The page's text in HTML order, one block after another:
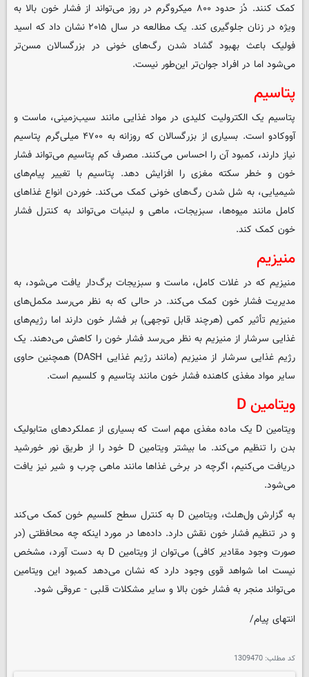
کمک کنند. دُز حدود ۸۰۰ میکروگرم در روز می‌تواند از فشار خون بالا به
ویژه در زنان جلوگیری کند. یک مطالعه در سال ۲۰۱۵ نشان داد که اسید
فولیک باعث بهبود گشاد شدن رگ‌های خونی در بزرگسالان مسن‌تر
می‌شود اما در افراد جوان‌تر این‌طور نیست.
پتاسیم
پتاسیم یک الکترولیت کلیدی در مواد غذایی مانند سیب‌زمینی، ماست و
آووکادو است. بسیاری از بزرگسالان که روزانه به ۴۷۰۰ میلی‌گرم پتاسیم
نیاز دارند، کمبود آن را احساس می‌کنند. مصرف کم پتاسیم می‌تواند فشار
خون و خطر سکته مغزی را افزایش دهد. پتاسیم با تغییر پیام‌های
شیمیایی، به شل شدن رگ‌های خونی کمک می‌کند. خوردن انواع غذاهای
کامل مانند میوه‌ها، سبزیجات، ماهی و لبنیات می‌تواند به کنترل فشار
خون کمک کند.
منیزیم
منیزیم که در غلات کامل، ماست و سبزیجات برگ‌دار یافت می‌شود، به
مدیریت فشار خون کمک می‌کند. در حالی که به نظر می‌رسد مکمل‌های
منیزیم تأثیر کمی (هرچند قابل توجهی) بر فشار خون دارند اما رژیم‌های
غذایی سرشار از منیزیم به نظر می‌رسد فشار خون را کاهش می‌دهند. یک
رژیم غذایی سرشار از منیزیم (مانند رژیم غذایی DASH) همچنین حاوی
سایر مواد مغذی کاهنده فشار خون مانند پتاسیم و کلسیم است.
ویتامین D
ویتامین D یک ماده مغذی مهم است که بسیاری از عملکردهای متابولیک
بدن را تنظیم می‌کند. ما بیشتر ویتامین D خود را از طریق نور خورشید
دریافت می‌کنیم، اگرچه در برخی غذاها مانند ماهی چرب و شیر نیز یافت
می‌شود.
به گزارش ول‌هلث، ویتامین D به کنترل سطح کلسیم خون کمک می‌کند
و در تنظیم فشار خون نقش دارد. داده‌ها در مورد اینکه چه محافظتی (در
صورت وجود مقادیر کافی) می‌توان از ویتامین D به دست آورد، مشخص
نیست اما شواهد قوی وجود دارد که نشان می‌دهد کمبود این ویتامین
می‌تواند منجر به فشار خون بالا و سایر مشکلات قلبی - عروقی شود.
انتهای پیام/
کد مطلب: 1309470